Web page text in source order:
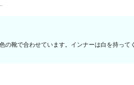
ニル アドミラリ ワークブーツ
靴で合わせています。インナーは白を持っ